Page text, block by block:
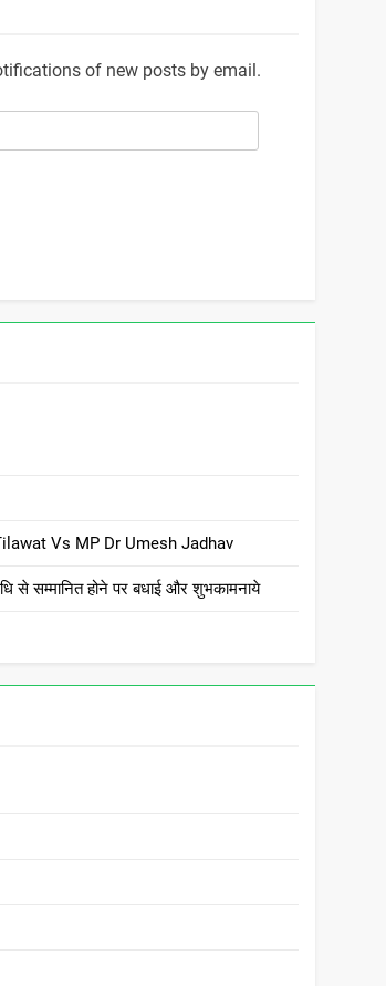
of new posts by email.
Vs MP Dr Umesh Jadhav
से सम्मानित होने पर बधाई और शुभकामनाये